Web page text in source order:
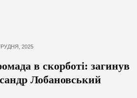
2025
в скорботі: загинув
Лобановський